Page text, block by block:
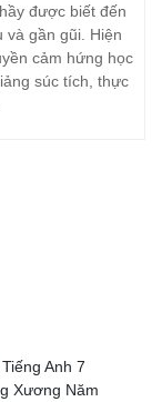
được biết đến
và gần gũi. Hiện
cảm hứng học
súc tích, thực
Anh 7
Xương Năm